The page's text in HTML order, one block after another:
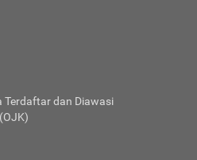
Terdaftar dan Diawasi